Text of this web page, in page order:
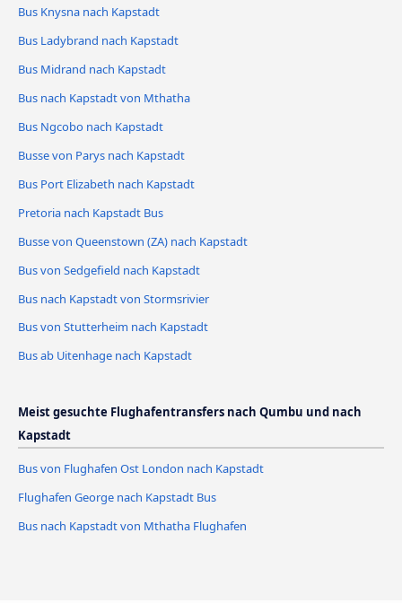
Bus Knysna nach Kapstadt
Bus Ladybrand nach Kapstadt
Bus Midrand nach Kapstadt
Bus nach Kapstadt von Mthatha
Bus Ngcobo nach Kapstadt
Busse von Parys nach Kapstadt
Bus Port Elizabeth nach Kapstadt
Pretoria nach Kapstadt Bus
Busse von Queenstown (ZA) nach Kapstadt
Bus von Sedgefield nach Kapstadt
Bus nach Kapstadt von Stormsrivier
Bus von Stutterheim nach Kapstadt
Bus ab Uitenhage nach Kapstadt
Meist gesuchte Flughafentransfers nach Qumbu und nach
Kapstadt
Bus von Flughafen Ost London nach Kapstadt
Flughafen George nach Kapstadt Bus
Bus nach Kapstadt von Mthatha Flughafen